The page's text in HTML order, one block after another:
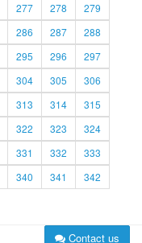
277 278
279
286 287
288
295 296
297
304 305
306
313 314
315
322 323
324
331 332
333
340 341
342
Contact us